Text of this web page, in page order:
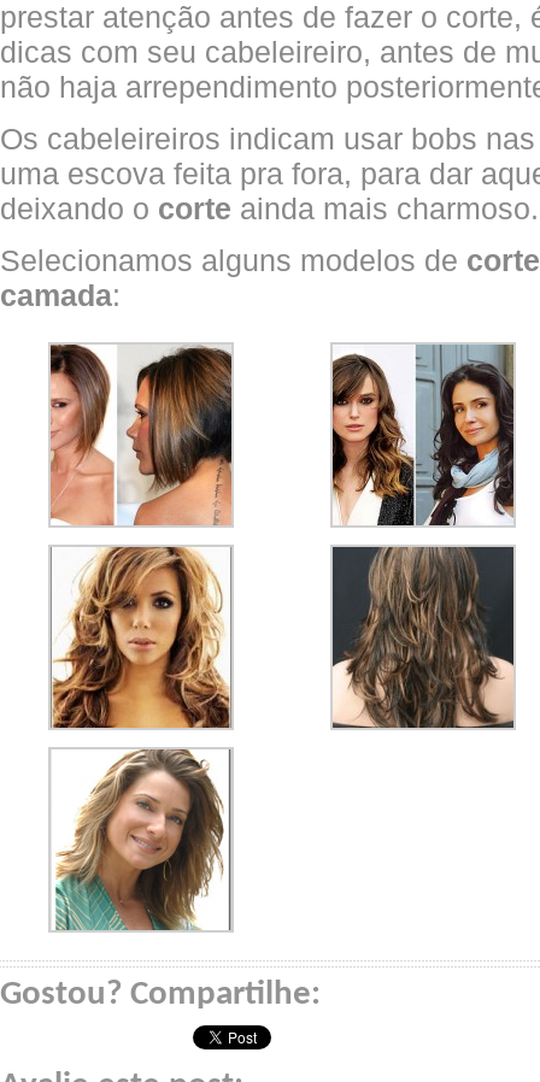
prestar atenção antes de fazer o corte,
dicas com seu cabeleireiro, antes de
não haja arrependimento
Os cabeleireiros indicam usar bobs
uma escova feita pra fora, para dar
deixando o corte ainda mais charmoso.
Selecionamos alguns modelos de
camada:
Gostou? Compartilhe: